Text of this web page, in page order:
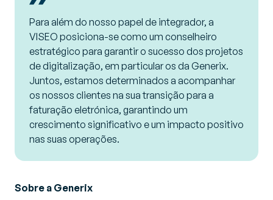
Para além do nosso papel de integrador, a
VISEO posiciona-se como um conselheiro
estratégico para garantir o sucesso dos projetos
de digitalização, em particular os da Generix.
Juntos, estamos determinados a acompanhar
os nossos clientes na sua transição para a
faturação eletrónica, garantindo um
crescimento significativo e um impacto positivo
nas suas operações.
Sobre a Generix